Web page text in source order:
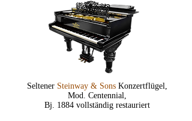
Seltener Steinway & Sons Konzertflügel,
Mod. Centennial,
Bj. 1884 vollständig restauriert